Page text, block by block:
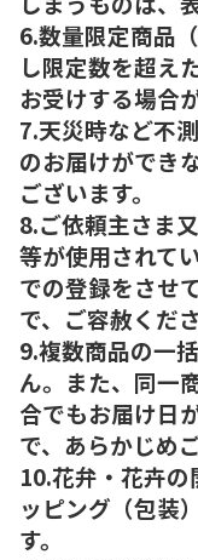
6.数量限定商品
し限定数を超え
お受けする場合
7.天災時など不
のお届けができ
ございます。
8.ご依頼主さま
等が使用されて
での登録をさせ
で、ご容赦くださ
9.複数商品の一
ん。また、同一
合でもお届け日
で、あらかじめ
10.花弁・花卉
ッピング（包装
す。